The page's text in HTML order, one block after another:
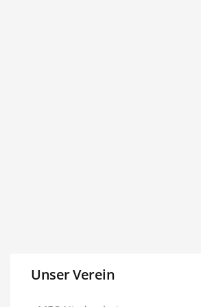
Unser Verein